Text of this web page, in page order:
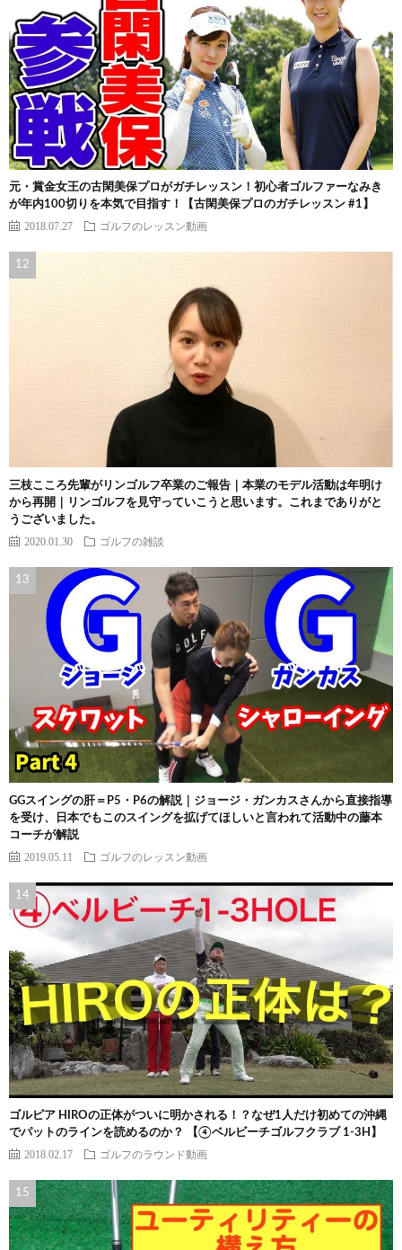
元・賞金女王の古閑美保プロがガチレッスン！初心者ゴルファーなみき
が年内100切りを本気で目指す！【古閑美保プロのガチレッスン #1】
2018.07.27 ゴルフのレッスン動画
三枝こころ先輩がリンゴルフ卒業のご報告｜本業のモデル活動は年明け
から再開｜リンゴルフを見守っていこうと思います。これまでありがと
うございました。
2020.01.30 ゴルフの雑談
GGスイングの肝＝P5・P6の解説｜ジョージ・ガンカスさんから直接指導
を受け、日本でもこのスイングを拡げてほしいと言われて活動中の藤本
コーチが解説
2019.05.11 ゴルフのレッスン動画
ゴルピア HIROの正体がついに明かされる！？なぜ1人だけ初めての沖縄
でパットのラインを読めるのか？ 【④ベルビーチゴルフクラブ 1-3H】
2018.02.17 ゴルフのラウンド動画